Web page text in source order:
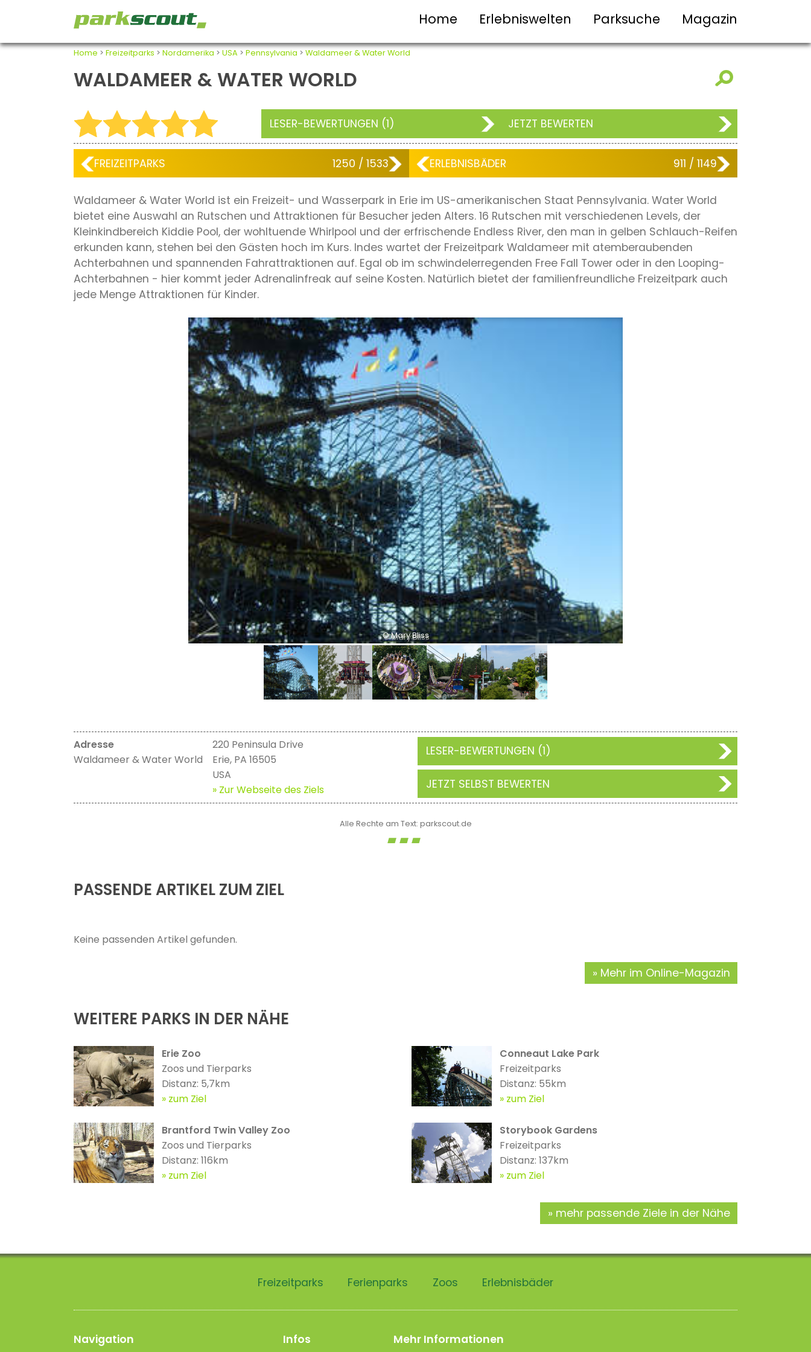
Home Erlebniswelten Parksuche Magazin
Home > Freizeitparks > Nordamerika > USA > Pennsylvania > Waldameer & Water World
WALDAMEER & WATER WORLD
LESER-BEWERTUNGEN (1) JETZT BEWERTEN
FREIZEITPARKS 1250 / 1533 ERLEBNISBÄDER 911 / 1149
Waldameer & Water World ist ein Freizeit- und Wasserpark in Erie im US-amerikanischen Staat Pennsylvania. Water World
bietet eine Auswahl an Rutschen und Attraktionen für Besucher jeden Alters. 16 Rutschen mit verschiedenen Levels, der
Kleinkindbereich Kiddie Pool, der wohltuende Whirlpool und der erfrischende Endless River, den man in gelben Schlauch-Reifen
erkunden kann, stehen bei den Gästen hoch im Kurs. Indes wartet der Freizeitpark Waldameer mit atemberaubenden
Achterbahnen und spannenden Fahrattraktionen auf. Egal ob im schwindelerregenden Free Fall Tower oder in den Looping-
Achterbahnen - hier kommt jeder Adrenalinfreak auf seine Kosten. Natürlich bietet der familienfreundliche Freizeitpark auch
jede Menge Attraktionen für Kinder.
© Mary Bliss
Adresse
Waldameer & Water World
220 Peninsula Drive
Erie, PA 16505
USA
» Zur Webseite des Ziels
LESER-BEWERTUNGEN (1)
JETZT SELBST BEWERTEN
Alle Rechte am Text: parkscout.de
PASSENDE ARTIKEL ZUM ZIEL
Keine passenden Artikel gefunden.
Mehr im Online-Magazin
WEITERE PARKS IN DER NÄHE
Erie Zoo
Zoos und Tierparks
Distanz: 5,7km
zum Ziel
Conneaut Lake Park
Freizeitparks
Distanz: 55km
zum Ziel
Brantford Twin Valley Zoo
Zoos und Tierparks
Distanz: 116km
zum Ziel
Storybook Gardens
Freizeitparks
Distanz: 137km
zum Ziel
mehr passende Ziele in der Nähe
Freizeitparks Ferienparks Zoos Erlebnisbäder
Navigation Infos Mehr Informationen